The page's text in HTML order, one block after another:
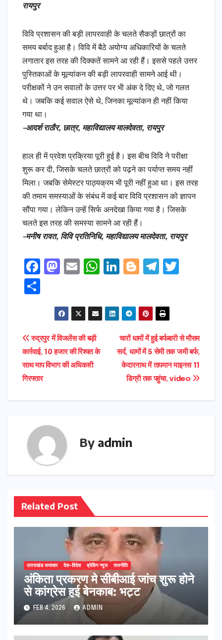
रायपुर
विवि प्रशासन की बड़ी लापरवाही के चलते सैकड़ों छात्रों का
समय बर्बाद हुआ है। विवि में बैठे अयोग्य अधिकारियों के चलते
लगातार इस तरह की दिक्कतें सामने आ रही हैं। इससे पहले उत्तर
पुस्तिकाओं के मूल्यांकन की बड़ी लापरवाही सामने आई थी।
परीक्षकों ने उन सवालों के उत्तर पर भी अंक दे दिए थे, जो गलत
थे। जबकि कई सवाल ऐसे थे, जिनका मूल्यांकन ही नहीं किया
गया था।
-आदर्श राठौर, छात्र, महाविद्यालय मालदेवता, रायपुर
हाल ही में प्रवेश प्रक्रिया पूरी हुई है। इस बीच विवि ने परीक्षा
शुरू कर दी, जिसके चलते छात्रों को पढ़ने का पर्याप्त समय नहीं
मिला। जबकि सेमेस्टर पाठ्यक्रम भी पूरी नहीं हुआ था। इस तरह
की तमाम समस्याओं के संबंध में कई बार विवि प्रशासन को ज्ञापन
सौंपा गया। लेकिन उन्हें सिर्फ अनदेखा किया गया है। जिसके
चलते इस तरह की समस्या सामने आ रही हैं।
-मनीष रावत, विवि प्रतिनिधि, महाविद्यालय मालदेवता, रायपुर
F
o
o
k
M
t
o
d
o
E
l
W
ts
p
Li
e
dI
n
Bl
g
e
r
T
gr
a
m
e
r
ar
e
Post
navigation
चारों धामों में हुई बर्फबारी से मौसम
सर्द, धामों में 5 सेमी तक जमी बर्फ,
केदारनाथ में तापमान माइनस 11
डिग्री तक पहुंचा, video
रुद्रपुर में विजलेंस की बड़ी
कार्रवाई, 10 हजार की रिश्वत के
साथ माप विभाग की अधिकारी
गिरफ्तार
By admin
Related Post
उत्तराखंड समाचार देश-विदेश ब्रेकिंग न्यूज राजनीति
अंकिता प्रकरण मे सीबीआई जांच शुरू होने
से कांग्रेस हुई बेनकाब: भट्ट
FEB 4, 2026 ADMIN